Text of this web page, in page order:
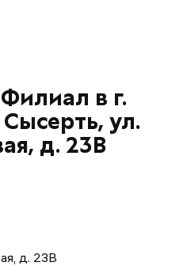
в г.
ул.
д. 23В
д. 23В